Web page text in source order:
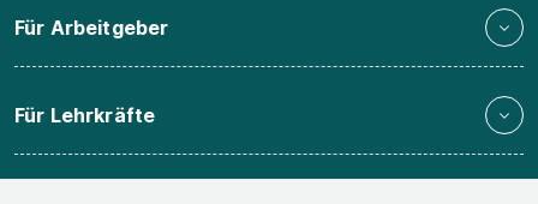
Für Arbeitgeber
Für Lehrkräfte